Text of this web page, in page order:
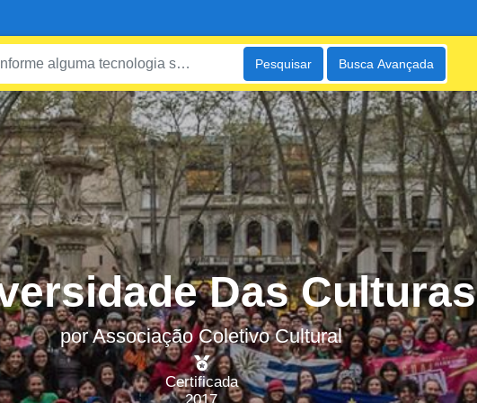
Pesquisar Busca Avançada
Das Culturas
porAssociação Coletivo Cultural
Certificada